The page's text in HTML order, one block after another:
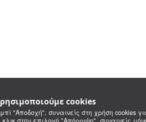
cookies
"Αποδοχή", συναινείς στη χρήση cookies